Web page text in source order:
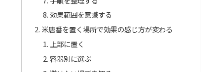
効果範囲を意識する
米唐番を置く場所で効果の感じ方が変わる
上部に置く
容器別に選ぶ